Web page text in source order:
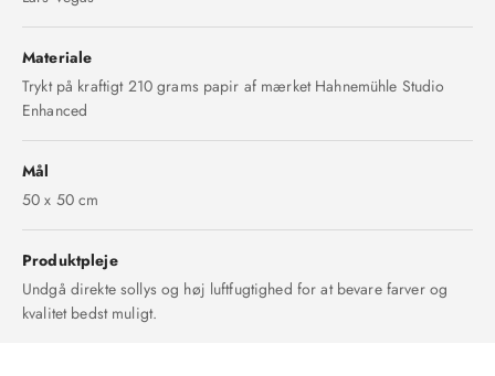
Materiale
Trykt på kraftigt 210 grams papir af mærket Hahnemühle Studio
Enhanced
Mål
50 x 50 cm
Produktpleje
Undgå direkte sollys og høj luftfugtighed for at bevare farver og
kvalitet bedst muligt.